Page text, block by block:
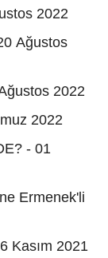
2022
Ağustos
2022
2022
- 01
Ermenek'li
Kasım 2021